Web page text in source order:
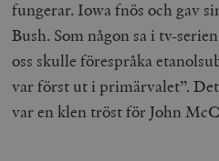
fungerar. Iowa fnös och gav
Bush. Som någon sa i tv-
oss skulle förespråka
var först ut i primärvalet”.
var en klen tröst för John